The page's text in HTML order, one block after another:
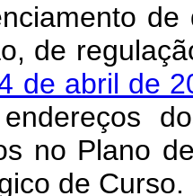
de
de abril de
no Plano
de Curso.